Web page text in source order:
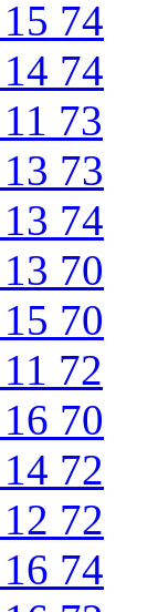
74
74
73
73
74
70
70
72
70
72
72
74